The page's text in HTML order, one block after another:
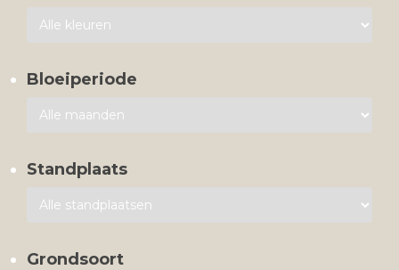
Bloeiperiode
Standplaats
Grondsoort